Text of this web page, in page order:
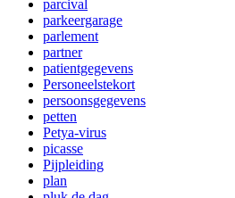
parcival
parkeergarage
parlement
partner
patientgegevens
Personeelstekort
persoonsgegevens
petten
Petya-virus
picasse
Pijpleiding
plan